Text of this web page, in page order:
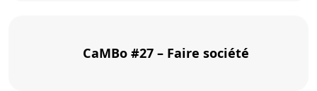
CaMBo #27 – Faire société